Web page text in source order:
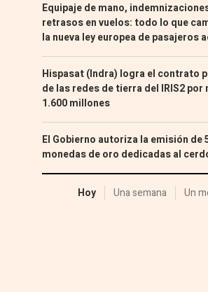
Equipaje de mano,
retrasos en vuelos: todo lo que
la nueva ley europea de pasajeros
Hispasat (Indra) logra el contrato
de las redes de tierra del IRIS2 por
1.600 millones
El Gobierno autoriza la emisión de
monedas de oro dedicadas al
Hoy Una semana Un